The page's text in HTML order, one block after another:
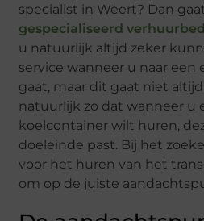
specialist in Weert? Dan
gespecialiseerd
u natuurlijk altijd zeker
service wanneer u naar een
gaat, maar dit gaat niet
natuurlijk zo dat wanneer u
koelcontainer wilt huren,
doeleinde past. Bij het
voor het huren van het
om op de juiste